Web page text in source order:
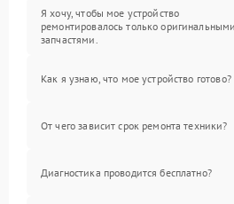
Я хочу, чтобы мое устройство
ремонтировалось только оригинальными
запчастями.
Как я узнаю, что мое устройство готово?
От чего зависит срок ремонта техники?
Диагностика проводится бесплатно?